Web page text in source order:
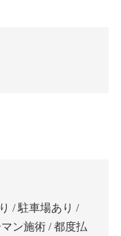
/ 駐車場あり /
ン施術 / 都度払